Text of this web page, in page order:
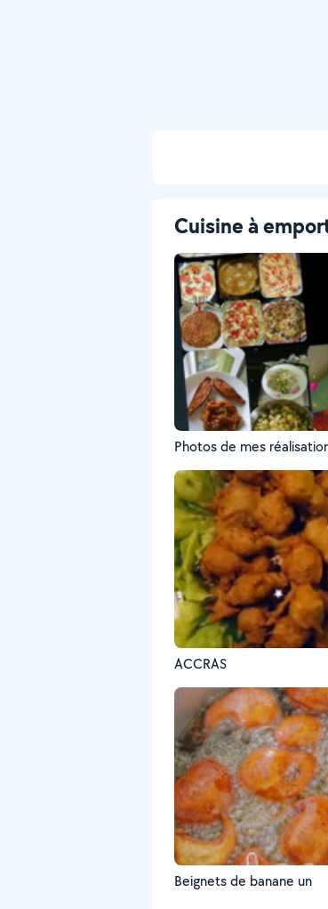
Cuisine à
Photos de mes
ACCRAS
Beignets de banane un